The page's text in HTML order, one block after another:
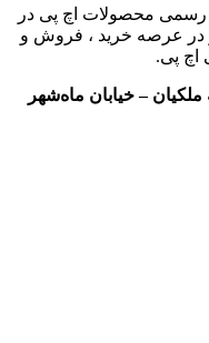
رسمی محصولات اچ پی در
در عرصه خرید ، فروش و
پی.
ملکیان – خیابان ماه‌شهر